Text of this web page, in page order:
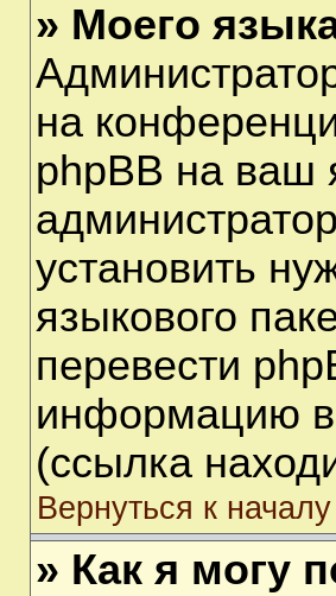
» Моего
на
phpBB на ваш
установить
языкового
перевести
информацию
(ссылка
Вернуться к началу
» Как я могу